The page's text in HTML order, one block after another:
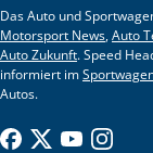
Das Auto und
Motorsport News,Auto
Auto Zukunft. Speed
informiert im
Autos.